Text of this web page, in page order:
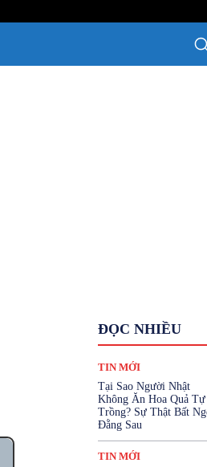
ĐỌC NHIỀUChăm
Sản
TIN MỚI
Tại Sao Người Nhật
Không Ăn Hoa Quả Tự
Trồng? Sự Thật Bất
Đằng Sau
TIN MỚI